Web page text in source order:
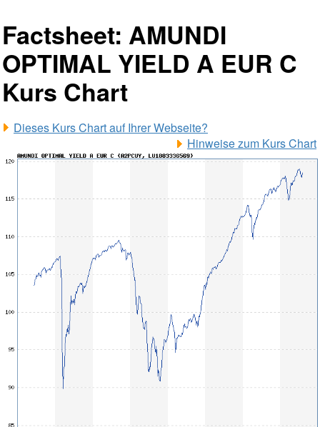
Factsheet: AMUNDI
OPTIMAL YIELD A EUR C
Kurs Chart
Dieses Kurs Chart auf Ihrer Webseite?
Hinweise zum Kurs Chart